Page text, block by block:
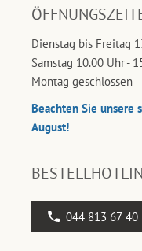
Dienstag bis Freitag
Samstag 10.00 Uhr -
Montag geschlossen
Beachten Sie unsere
August!
044 813 67 40